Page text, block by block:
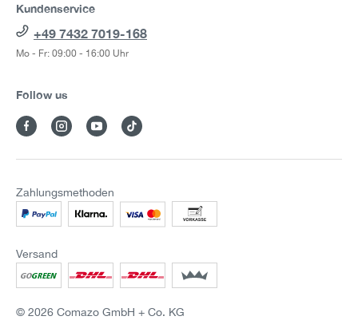
Kundenservice
+49 7432 7019-168
Mo - Fr: 09:00 - 16:00 Uhr
Follow us
Zahlungsmethoden
Versand
© 2026 Comazo GmbH + Co. KG